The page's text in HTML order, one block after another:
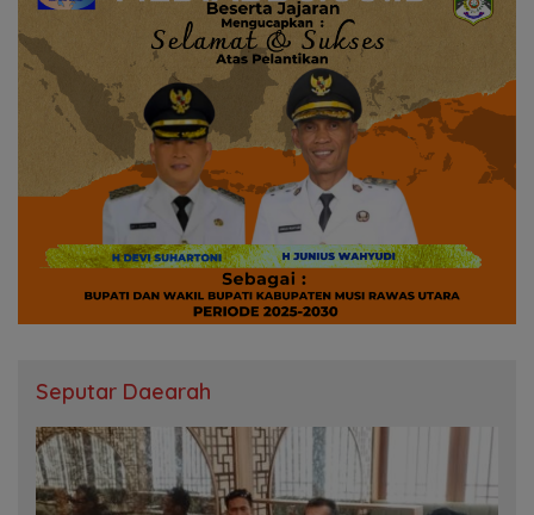
Seputar Daearah